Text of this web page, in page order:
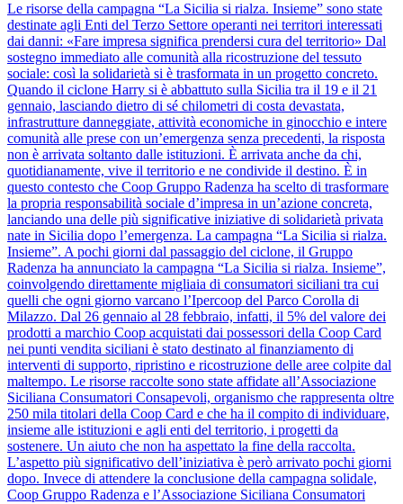
Le risorse della campagna “La Sicilia si rialza. Insieme” sono state
destinate agli Enti del Terzo Settore operanti nei territori interessati
dai danni: «Fare impresa significa prendersi cura del territorio» Dal
sostegno immediato alle comunità alla ricostruzione del tessuto
sociale: così la solidarietà si è trasformata in un progetto concreto.
Quando il ciclone Harry si è abbattuto sulla Sicilia tra il 19 e il 21
gennaio, lasciando dietro di sé chilometri di costa devastata,
infrastrutture danneggiate, attività economiche in ginocchio e intere
comunità alle prese con un’emergenza senza precedenti, la risposta
non è arrivata soltanto dalle istituzioni. È arrivata anche da chi,
quotidianamente, vive il territorio e ne condivide il destino. È in
questo contesto che Coop Gruppo Radenza ha scelto di trasformare
la propria responsabilità sociale d’impresa in un’azione concreta,
lanciando una delle più significative iniziative di solidarietà privata
nate in Sicilia dopo l’emergenza. La campagna “La Sicilia si rialza.
Insieme”. A pochi giorni dal passaggio del ciclone, il Gruppo
Radenza ha annunciato la campagna “La Sicilia si rialza. Insieme”,
coinvolgendo direttamente migliaia di consumatori siciliani tra cui
quelli che ogni giorno varcano l’Ipercoop del Parco Corolla di
Milazzo. Dal 26 gennaio al 28 febbraio, infatti, il 5% del valore dei
prodotti a marchio Coop acquistati dai possessori della Coop Card
nei punti vendita siciliani è stato destinato al finanziamento di
interventi di supporto, ripristino e ricostruzione delle aree colpite dal
maltempo. Le risorse raccolte sono state affidate all’Associazione
Siciliana Consumatori Consapevoli, organismo che rappresenta oltre
250 mila titolari della Coop Card e che ha il compito di individuare,
insieme alle istituzioni e agli enti del territorio, i progetti da
sostenere. Un aiuto che non ha aspettato la fine della raccolta.
L’aspetto più significativo dell’iniziativa è però arrivato pochi giorni
dopo. Invece di attendere la conclusione della campagna solidale,
Coop Gruppo Radenza e l’Associazione Siciliana Consumatori